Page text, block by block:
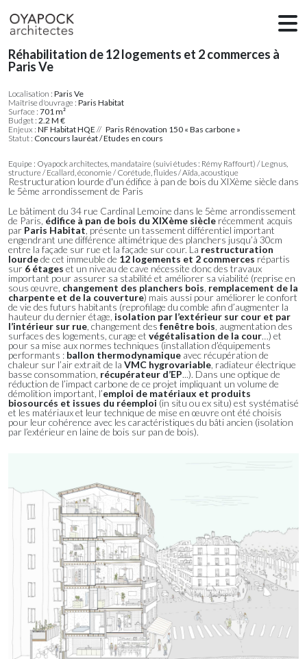
Réhabilitation de 12 logements et 2 commerces à
Paris Ve
Localisation : Paris Ve
Maîtrise d'ouvrage : Paris Habitat
Surface : 701 m²
Budget : 2.2 M €
Enjeux : NF Habitat HQE // Paris Rénovation 150 « Bas carbone »
Statut : Concours lauréat / Etudes en cours
Equipe : Oyapock architectes, mandataire (suivi études : Rémy Raffourt) / Legnus,
structure / Ecallard, économie / Corétude, fluides / Aïda, acoustique
Restructuration lourde d'un édifice à pan de bois du XIXème siècle dans
le 5ème arrondissement de Paris
Le bâtiment du 34 rue Cardinal Lemoine dans le 5ème arrondissement
de Paris, édifice à pan de bois du XIXème siècle récemment acquis
par Paris Habitat , présente un tassement différentiel important
engendrant une différence altimétrique des planchers jusqu’à 30cm
entre la façade sur rue et la façade sur cour. La restructuration
lourdede cet immeuble de 12 logements et 2 commerces répartis
sur 6 étages et un niveau de cave nécessite donc des travaux
important pour assurer sa stabilité et améliorer sa viabilité (reprise en
sous œuvre, changement des planchers bois remplacement de la
charpente et de la couverture) mais aussi pour améliorer le confort
de vie des futurs habitants (reprofilage du comble afin d’augmenter la
hauteur du dernier étage, isolation par l’extérieur sur cour et par
l’intérieur sur rue , changement des fenêtre bois , augmentation des
surfaces des logements, curage et végétalisation de la cour…) et
pour sa mise aux normes techniques (installation d’équipements
performants : ballon thermodynamique avec récupération de
chaleur sur l’air extrait de la VMC hygrovariable , radiateur électrique
basse consommation, récupérateur d’EP...). Dans une optique de
réduction de l’impact carbone de ce projet impliquant un volume de
démolition important, l’emploi de matériaux et produits
biosourcés et issues du réemploi (in situ ou ex situ) est systématisé
et les matériaux et leur technique de mise en œuvre ont été choisis
pour leur cohérence avec les caractéristiques du bâti ancien (isolation
par l’extérieur en laine de bois sur pan de bois).